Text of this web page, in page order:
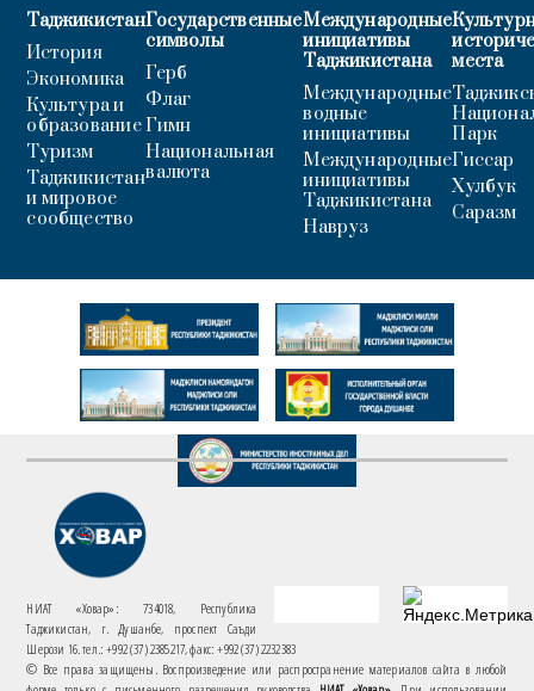
Таджикистан
История
Экономика
Культура и
образование
Туризм
Таджикистан
и мировое
сообщество
Государственные
символы
Герб
Флаг
Гимн
Национальная
валюта
Международные
инициативы
Таджикистана
Международные
водные
инициативы
Международные
инициативы
Таджикистана
Навруз
места
Парк
Гиссар
Хулбук
Саразм
НИАТ «Ховар»: 734018, Республика
Таджикистан, г. Душанбе, проспект Саъди
Шерози 16. тел.: +992 (37) 2385217, факс: +992 (37) 2232383
© Все права защищены. Воспроизведение или распространение материалов сайта в любой